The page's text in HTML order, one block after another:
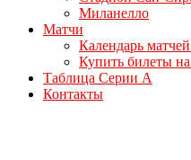
Миланелло
Матчи
Календарь
Купить билеты
Таблица Серии А
Контакты